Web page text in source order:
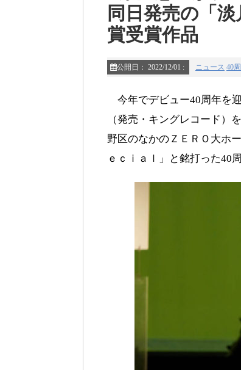
同日発売の「
賞受賞作品
公開日： 2022/12/01 : ニュース 40
今年でデビュー40周年を
（発売・キングレコード）
野区のなかのＺＥＲＯ大ホ
ｅｃｉａｌ」と銘打った40